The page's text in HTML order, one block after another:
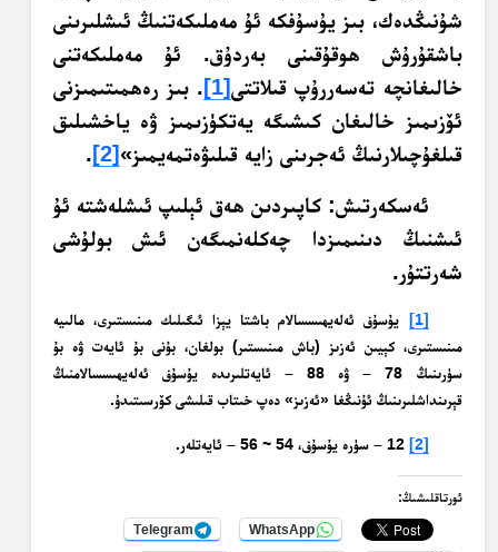
شۇنىڭدەك، بىز يۇسۇفكە ئۇ مەملىكەتنىڭ ئىشلىرىنى
باشقۇرۇش ھوقۇقىنى بەردۇق. ئۇ مەملىكەتنى
خالىغانچە تەسەررۇپ قىلاتتى[1]
. بىز رەھمىتىمىزنى
ئۆزىمىز خالىغان كىشىگە يەتكۈزىمىز ۋە ياخشىلىق
قىلغۇچىلارنىڭ ئەجرىنى زايە قىلىۋەتمەيمىز» [2]
.
ئەسكەرتىش: كاپىردىن ھەق ئېلىپ ئىشلەشتە ئۇ
ئىشنىڭ دىنىمىزدا چەكلەنمىگەن ئىش بولۇشى
شەرتتۇر.
[1]
يۇسۇف ئەلەيھىسسالام باشتا يېزا ئىگىلىك مىنىستىرى، مالىيە
مىنىستىرى، كېيىن ئەزىز (باش مىنىستىر) بولغان، بۇنى بۇ ئايەت ۋە بۇ
سۈرىنىڭ 78 – ۋە 88 – ئايەتلىرىدە يۇسۇف ئەلەيھىسسالامنىڭ
قېرىنداشلىرىنىڭ ئۇنىڭغا «ئەزىز» دەپ خىتاب قىلىشى كۆرسىتىدۇ.
[2] 12 – سۈرە يۇسۇف، 54 ~ 56 – ئايەتلەر.
ئورتاقلىشىڭ:
WhatsApp
Telegram